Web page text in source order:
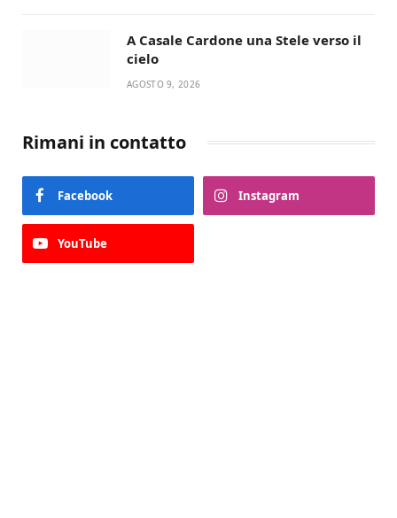
A Casale Cardone una Stele verso il
cielo
AGOSTO 9, 2026
Rimani in contatto
Facebook Instagram
YouTube